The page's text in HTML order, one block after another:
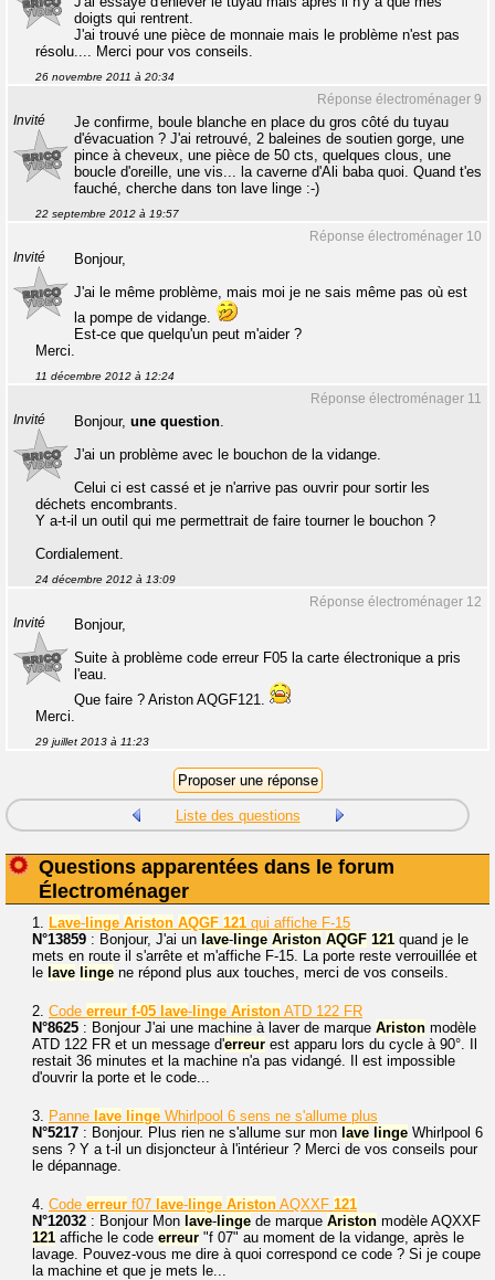
doigts qui rentrent.
J'ai trouvé une pièce de monnaie mais le problème n'est pas
résolu.... Merci pour vos conseils.
26 novembre 2011 à 20:34
Réponse électroménager 9
Invité
Je confirme, boule blanche en place du gros côté du tuyau
d'évacuation ? J'ai retrouvé, 2 baleines de soutien gorge, une
pince à cheveux, une pièce de 50 cts, quelques clous, une
boucle d'oreille, une vis... la caverne d'Ali baba quoi. Quand t'es
fauché, cherche dans ton lave linge :-)
22 septembre 2012 à 19:57
Réponse électroménager 10
Invité
Bonjour,
J'ai le même problème, mais moi je ne sais même pas où est
la pompe de vidange.
Est-ce que quelqu'un peut m'aider ?
Merci.
11 décembre 2012 à 12:24
Réponse électroménager 11
Invité Bonjour, une question.
J'ai un problème avec le bouchon de la vidange.
Celui ci est cassé et je n'arrive pas ouvrir pour sortir les
déchets encombrants.
Y a-t-il un outil qui me permettrait de faire tourner le bouchon ?
Cordialement.
24 décembre 2012 à 13:09
Réponse électroménager 12
Invité
Bonjour,
Suite à problème code erreur F05 la carte électronique a pris
l'eau.
Que faire ? Ariston AQGF121.
Merci.
29 juillet 2013 à 11:23
Liste des questions
Questions apparentées dans le forum
Électroménager
1. Lave- linge Ariston AQGF 121 qui affiche F-15
N°13859 : Bonjour, J'ai un lave- linge Ariston AQGF 121 quand je le
mets en route il s'arrête et m'affiche F-15. La porte reste verrouillée et
le lave linge ne répond plus aux touches, merci de vos conseils.
2. Code erreur f-05 lave- linge Ariston ATD 122 FR
N°8625 : Bonjour J'ai une machine à laver de marque Ariston modèle
ATD 122 FR et un message d'erreur est apparu lors du cycle à 90°. Il
restait 36 minutes et la machine n'a pas vidangé. Il est impossible
d'ouvrir la porte et le code...
3. Panne lave linge Whirlpool 6 sens ne s'allume plus
N°5217 : Bonjour. Plus rien ne s'allume sur mon lave linge Whirlpool 6
sens ? Y a t-il un disjoncteur à l'intérieur ? Merci de vos conseils pour
le dépannage.
4. Code erreur f07 lave- linge Ariston AQXXF 121
N°12032 : Bonjour Mon lave- linge de marque Ariston modèle AQXXF
121 affiche le code erreur "f 07" au moment de la vidange, après le
lavage. Pouvez-vous me dire à quoi correspond ce code ? Si je coupe
la machine et que je mets le...